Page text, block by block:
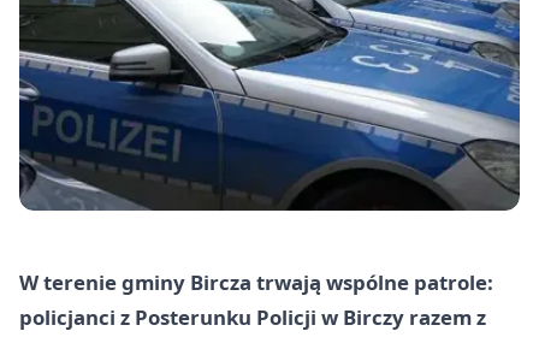
W terenie gminy Bircza trwają wspólne patrole:
policjanci z Posterunku Policji w Birczy razem z